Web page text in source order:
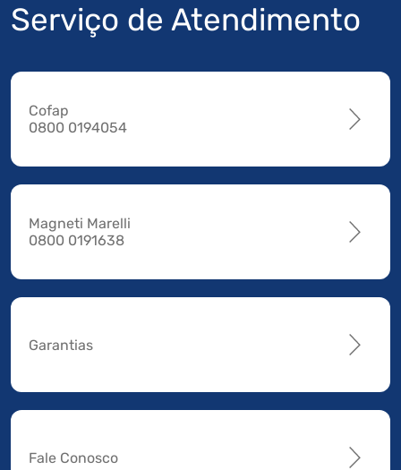
Serviço de Atendimento
Cofap
0800 0194054
Magneti Marelli
0800 0191638
Garantias
Fale Conosco